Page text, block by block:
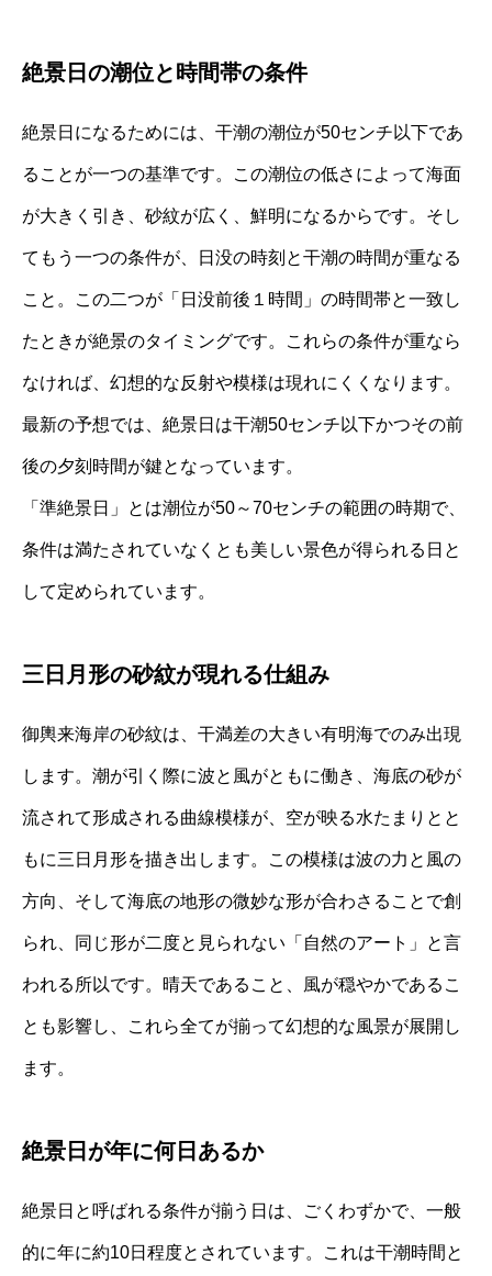
絶景日の潮位と時間帯の条件
絶景日になるためには、干潮の潮位が50センチ以下であ
ることが一つの基準です。この潮位の低さによって海面
が大きく引き、砂紋が広く、鮮明になるからです。そし
てもう一つの条件が、日没の時刻と干潮の時間が重なる
こと。この二つが「日没前後１時間」の時間帯と一致し
たときが絶景のタイミングです。これらの条件が重なら
なければ、幻想的な反射や模様は現れにくくなります。
最新の予想では、絶景日は干潮50センチ以下かつその前
後の夕刻時間が鍵となっています。
「準絶景日」とは潮位が50～70センチの範囲の時期で、
条件は満たされていなくとも美しい景色が得られる日と
して定められています。
三日月形の砂紋が現れる仕組み
御輿来海岸の砂紋は、干満差の大きい有明海でのみ出現
します。潮が引く際に波と風がともに働き、海底の砂が
流されて形成される曲線模様が、空が映る水たまりとと
もに三日月形を描き出します。この模様は波の力と風の
方向、そして海底の地形の微妙な形が合わさることで創
られ、同じ形が二度と見られない「自然のアート」と言
われる所以です。晴天であること、風が穏やかであるこ
とも影響し、これら全てが揃って幻想的な風景が展開し
ます。
絶景日が年に何日あるか
絶景日と呼ばれる条件が揃う日は、ごくわずかで、一般
的に年に約10日程度とされています。これは干潮時間と